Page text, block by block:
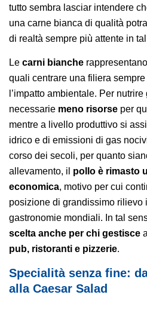
tutto sembra lasciar intendere
una carne bianca di qualità
di realtà sempre più attente in
Le carni bianche
quali centrare una filiera
l’impatto ambientale. Per
necessarie meno risorse per
mentre a livello produttivo si
idrico e di emissioni di gas
corso dei secoli, per quanto
allevamento, il pollo è rimasto
economica, motivo per cui
posizione di grandissimo rilievo
gastronomie mondiali. In tal
scelta anche per chi gestisce
pub, ristoranti e pizzerie.
Specialità senza fine:
alla Caesar Salad